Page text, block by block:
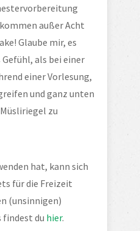
außer Acht
Glaube mir, es
als bei einer
einer Vorlesung,
und ganz unten
zu
hat, kann sich
für die Freizeit
(unsinnigen)
findest du hier.